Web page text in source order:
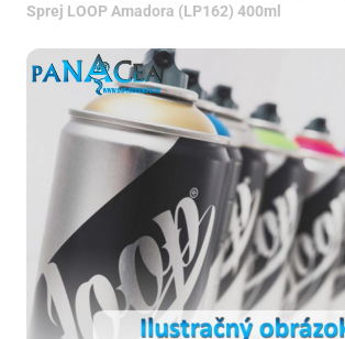
Sprej LOOP Amadora (LP162) 400ml